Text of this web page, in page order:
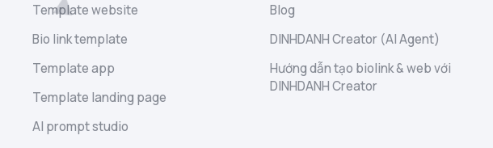
Template website
Bio link template
Template app
Template landing page
AI prompt studio
Blog
DINHDANH Creator (AI Agent)
Hướng dẫn tạo biolink & web với
DINHDANH Creator